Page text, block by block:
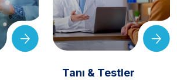
Tanı & Testler